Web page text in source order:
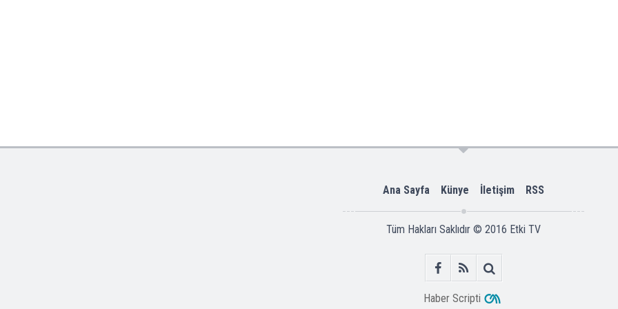
Ana Sayfa Künye İletişim RSS
Tüm Hakları Saklıdır © 2016 Etki TV
Haber Scripti